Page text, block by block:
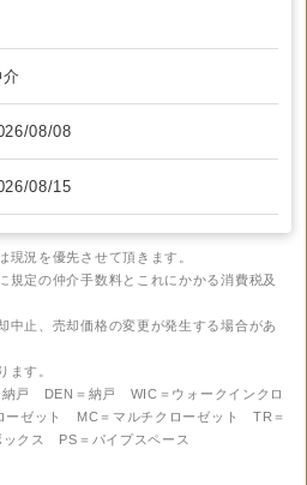
介
08/08
08/15
況を優先させて頂きます。
定の仲介手数料とこれにかかる消費税及
止、売却価格の変更が発生する場合があ
ます。
戸 DEN＝納戸 WIC＝ウォークインクロ
ーゼット MC＝マルチクローゼット TR＝
クス PS＝パイプスペース